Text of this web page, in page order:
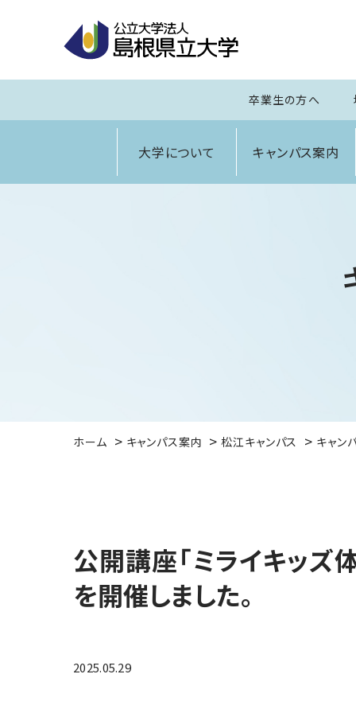
卒業生の方へ
大学について キャンパス案内
ホーム キャンパス案内 松江キャンパス キャン
公開講座「ミライキッズ
を開催しました。
2025.05.29